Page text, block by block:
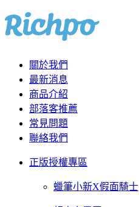
關於我們
最新消息
商品介紹
部落客推薦
常見問題
聯絡我們
正版授權專區
蠟筆小新X假面騎士